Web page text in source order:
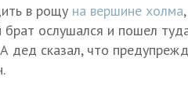
в рощу на вершине холма
ослушался и пошел
дед сказал, что